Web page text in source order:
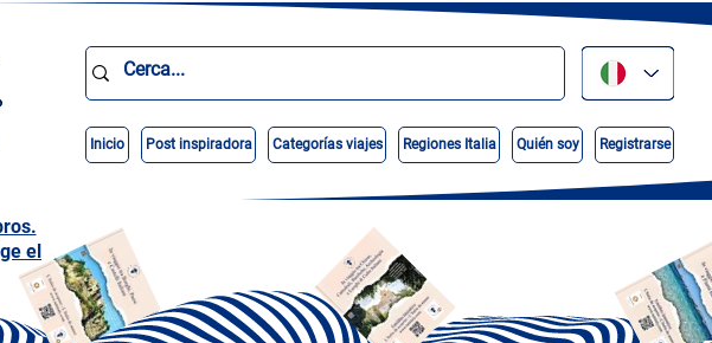
Inicio Post inspiradora Categorías viajes Regiones Italia Quién soy Registrarse
el